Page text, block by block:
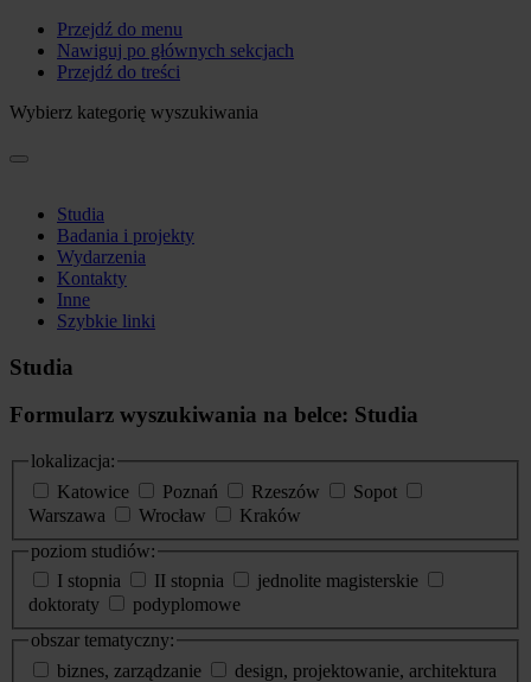
Przejdź do menu
Nawiguj po głównych sekcjach
Przejdź do treści
Wybierz kategorię wyszukiwania
Studia
Badania i projekty
Wydarzenia
Kontakty
Inne
Szybkie linki
Studia
Formularz wyszukiwania na belce: Studia
lokalizacja:
Katowice
Poznań Rzeszów
Sopot
Warszawa
Wrocław
Kraków
poziom studiów:
I stopnia
II stopnia
jednolite magisterskie
doktoraty
podyplomowe
obszar tematyczny:
biznes, zarządzanie
design, projektowanie, architektura